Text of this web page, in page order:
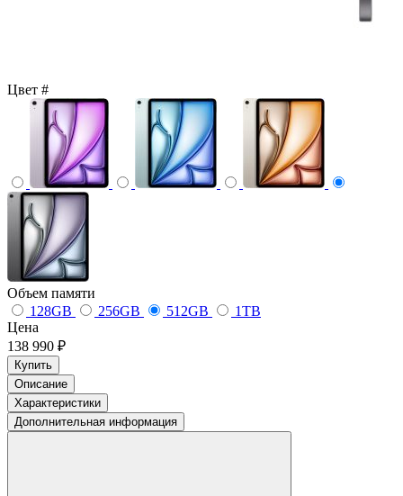
Цвет #
Объем памяти
128GB
256GB 512GB
1TB
Цена
138 990 ₽
Купить
Описание
Характеристики
Дополнительная информация